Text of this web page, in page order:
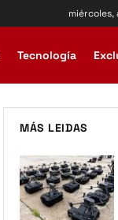
miércoles,
Tecnología
MÁS LEIDAS